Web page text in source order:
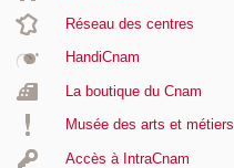
Réseau des centres
HandiCnam
La boutique du Cnam
Musée des arts et métiers
Accès à IntraCnam